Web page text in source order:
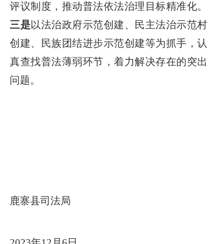
评议制度 ，推动普法依法治理目标精准化。
三是以法治政府示范创建、民主法治示范村
创建、民族团结进步示范创建等为抓手， 认
真查找普法薄弱环节，着力解决存在的突出
问题。
鹿寨县司法局